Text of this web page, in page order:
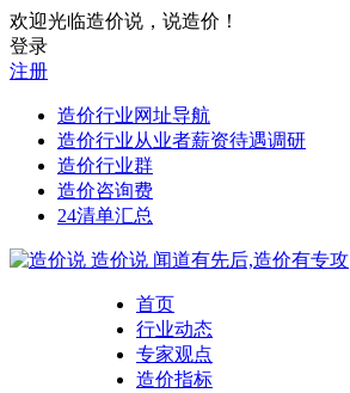
欢迎光临造价说，说造价！
登录
注册
造价行业网址导航
造价行业从业者薪资待遇调研
造价行业群
造价咨询费
24清单汇总
造价说 闻道有先后,造价有专攻
首页
行业动态
专家观点
造价指标